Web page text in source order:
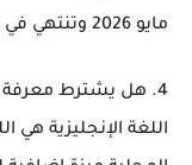
مايو 2026 وتنتهي في سبتمبر 2026.
4. هل يشترط معرفة اللغة المجرية؟
اللغة الإنجليزية هي